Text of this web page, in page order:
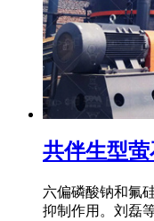
共伴生型
六偏磷酸钠和氟
抑制作用。刘磊